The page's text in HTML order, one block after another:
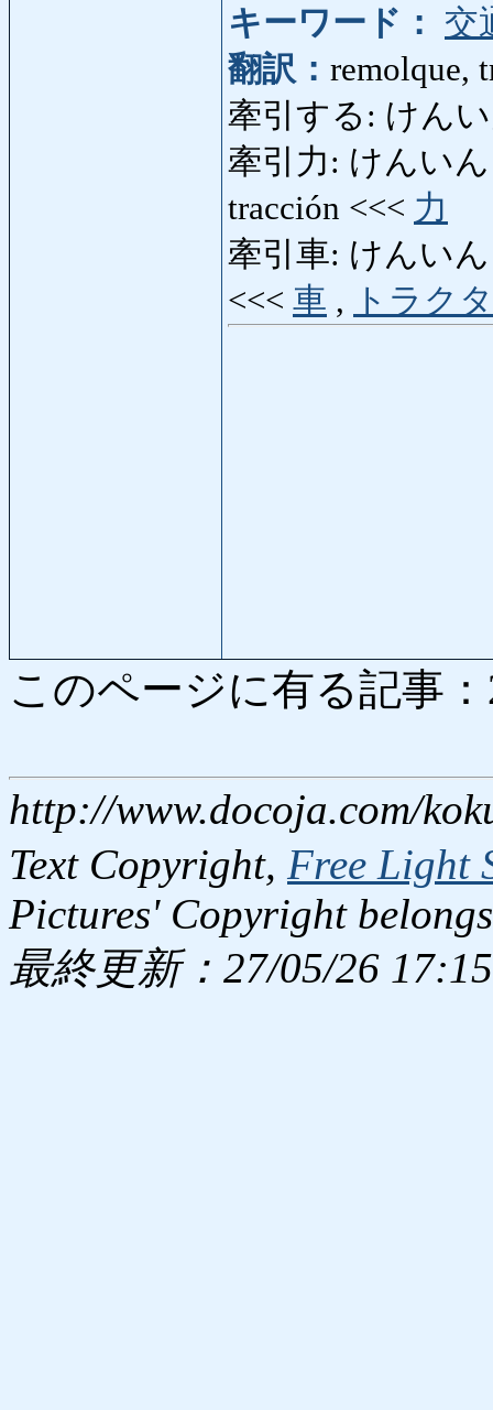
キーワード：
交
翻訳： remolque,
牽引する: けんい
牽引力: けんいん
tracción <<< 力
牽引車: けんいん
<<< 車 , トラク
このページに有る記事
http://www.docoja.com/
Text Copyright, Free Light
Pictures' Copyright
最終更新：27/05/26 17:15